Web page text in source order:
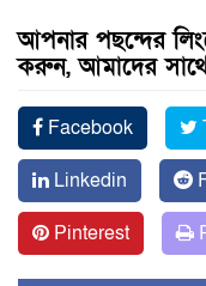
আপনার পছন্দের
করুন, আমাদের
Facebook
Linkedin
Pinterest